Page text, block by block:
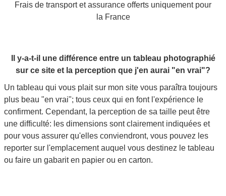
Frais de transport et assurance offerts uniquement pour
la France
Il y-a-t-il une différence entre un tableau photographié
sur ce site et la perception que j'en aurai "en vrai"?
Un tableau qui vous plait sur mon site vous paraîtra toujours
plus beau "en vrai"; tous ceux qui en font l'expérience le
confirment. Cependant, la perception de sa taille peut être
une difficulté: les dimensions sont clairement indiquées et
pour vous assurer qu'elles conviendront, vous pouvez les
reporter sur l'emplacement auquel vous destinez le tableau
ou faire un gabarit en papier ou en carton.